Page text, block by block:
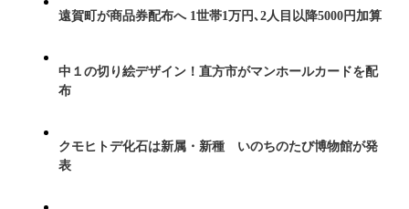
遠賀町が商品券配布へ 1世帯1万円､2人目以降5000円加算
中１の切り絵デザイン！直方市がマンホールカードを配
布
クモヒトデ化石は新属・新種 いのちのたび博物館が発
表